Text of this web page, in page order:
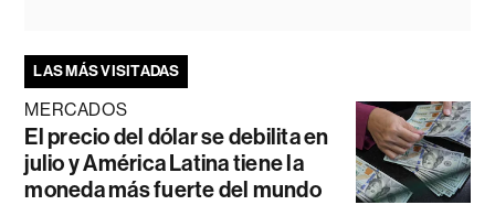
LAS MÁS VISITADAS
MERCADOS
El precio del dólar se debilita en
julio y América Latina tiene la
moneda más fuerte del mundo